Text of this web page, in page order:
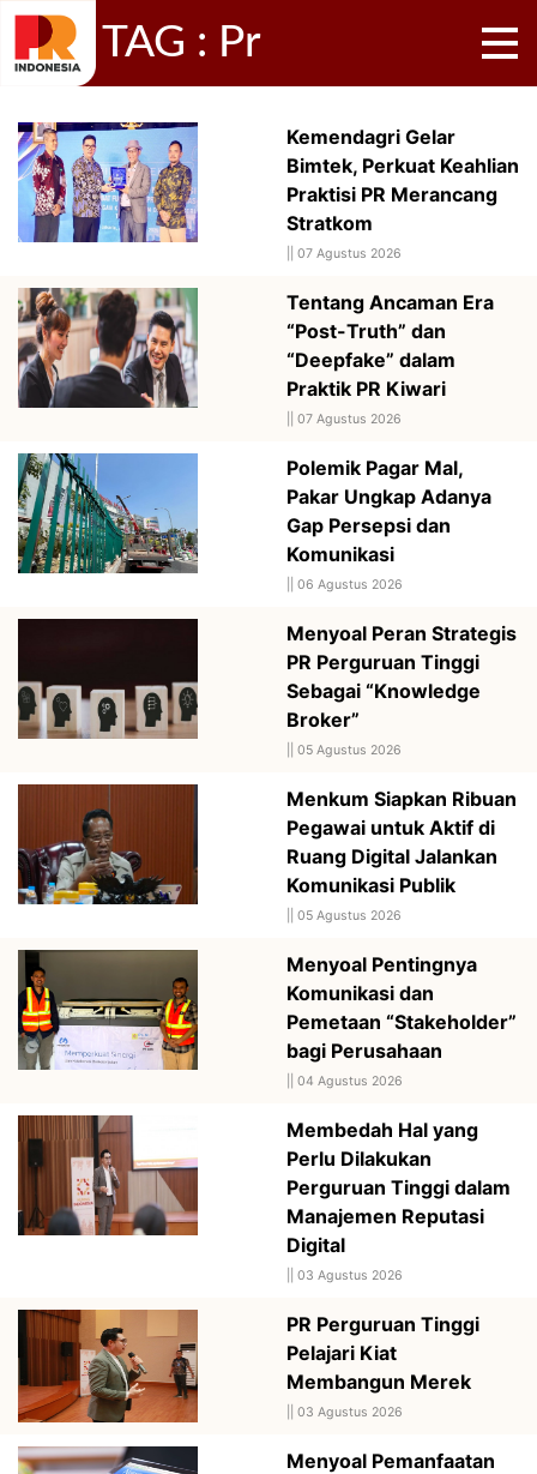
TAG : Pr
Kemendagri Gelar
Bimtek, Perkuat Keahlian
Praktisi PR Merancang
Stratkom
07 Agustus 2026
Tentang Ancaman Era
“Post-Truth” dan
“Deepfake” dalam
Praktik PR Kiwari
07 Agustus 2026
Polemik Pagar Mal,
Pakar Ungkap Adanya
Gap Persepsi dan
Komunikasi
06 Agustus 2026
Menyoal Peran Strategis
PR Perguruan Tinggi
Sebagai “Knowledge
Broker”
05 Agustus 2026
Menkum Siapkan Ribuan
Pegawai untuk Aktif di
Ruang Digital Jalankan
Komunikasi Publik
05 Agustus 2026
Menyoal Pentingnya
Komunikasi dan
Pemetaan “Stakeholder”
bagi Perusahaan
04 Agustus 2026
Membedah Hal yang
Perlu Dilakukan
Perguruan Tinggi dalam
Manajemen Reputasi
Digital
03 Agustus 2026
PR Perguruan Tinggi
Pelajari Kiat
Membangun Merek
03 Agustus 2026
Menyoal Pemanfaatan